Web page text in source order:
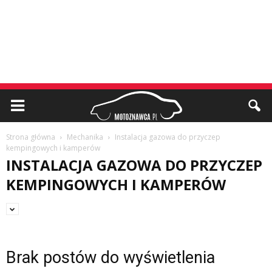
Strona główna Mechanika
Instalacja gazowa do przyczep
kempingowych i kamperów
INSTALACJA GAZOWA DO PRZYCZEP
KEMPINGOWYCH I KAMPERÓW
Brak postów do wyświetlenia